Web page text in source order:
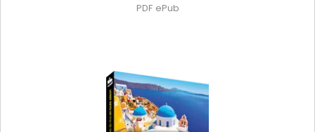
PDF ePub